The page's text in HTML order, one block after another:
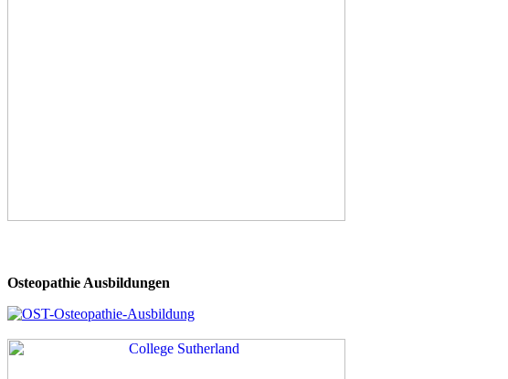
Osteopathie Ausbildungen